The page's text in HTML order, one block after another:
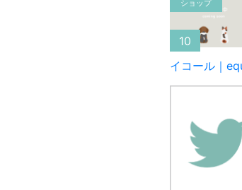
ショップ
10
イコール｜